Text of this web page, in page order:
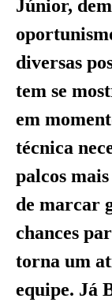
Júnior,
diversas
tem se
em
técnica
palcos
de marcar
chances
torna um
equipe. Já